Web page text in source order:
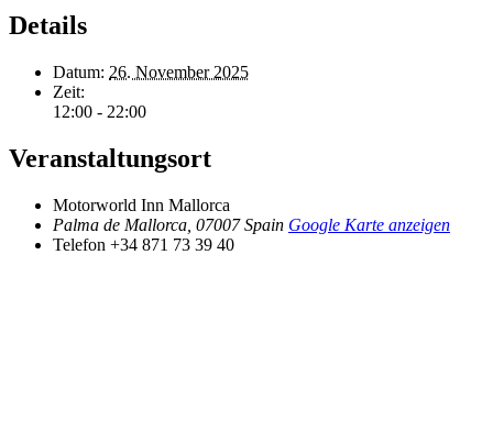
Details
Datum: 26. November 2025
Zeit:
12:00 - 22:00
Veranstaltungsort
Motorworld Inn Mallorca
Palma de Mallorca 07007 Spain Google Karte anzeigen
Telefon +34 871 73 39 40